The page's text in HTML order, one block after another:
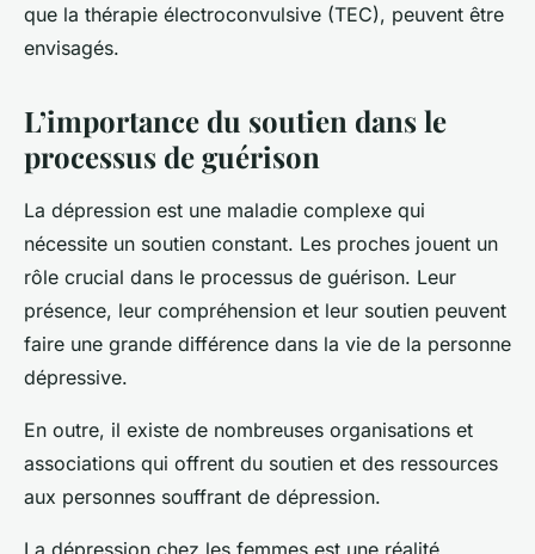
que la thérapie électroconvulsive (TEC), peuvent être
envisagés.
L’importance du soutien dans le
processus de guérison
La dépression est une maladie complexe qui
nécessite un soutien constant. Les proches jouent un
rôle crucial dans le processus de guérison. Leur
présence, leur compréhension et leur soutien peuvent
faire une grande différence dans la vie de la personne
dépressive.
En outre, il existe de nombreuses organisations et
associations qui offrent du soutien et des ressources
aux personnes souffrant de dépression.
La dépression chez les femmes est une réalité